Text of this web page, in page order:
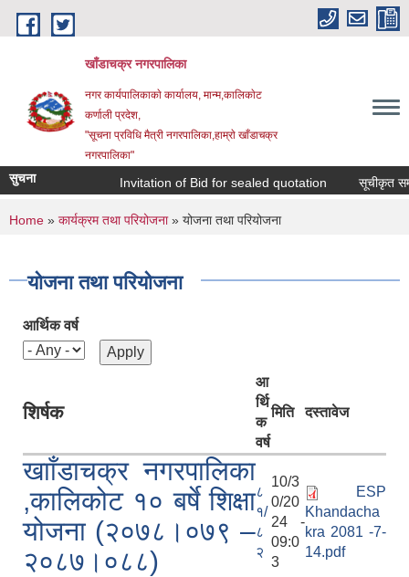
Skip to main content
खाँडाचक्र नगरपालिका
नगर कार्यपालिकाकाे कार्यालय, मान्म,कालिकाेट
क‍र्णाली प्रदेश,
"सूचना प्रविधि मैत्री नगरपालिका,हाम्राे खाँडाचक्र
नगरपालिका"
सुचना Invitation of Bid for sealed quotation सूचीकृत
You are here
Home » कार्यक्रम तथा परियोजना» योजना तथा परियोजना
योजना तथा परियोजना
आर्थिक वर्ष
शिर्षक
आ
र्थि
क
वर्ष
मिति दस्तावेज
खााँडाचक्र नगरपालिका
,कालिकोट १० बर्षे शिक्षा
योजना (२०७८।०७९ –
२०८७।०८८)
८
१/
८
२
10/3
0/20
24 -
09:0
3
ESP
Khandacha
kra 2081 -7-
14.pdf